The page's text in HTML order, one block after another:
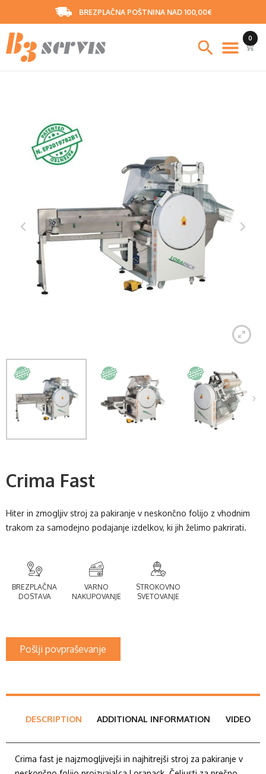
BREZPLAČNA POŠTNINA NAD 100,00€
Crima Fast
Hiter in zmogljiv stroj za pakiranje v neskončno folijo z vhodnim
trakom za samodejno podajanje izdelkov, ki jih želimo pakrirati.
BREZPLAČNA
DOSTAVA
VARNO
NAKUPOVANJE
STROKOVNO
SVETOVANJE
Pošlji povpraševanje
DESCRIPTION ADDITIONAL INFORMATION VIDEO
Crima fast je najzmogljivejši in najhitrejši stroj za pakiranje v